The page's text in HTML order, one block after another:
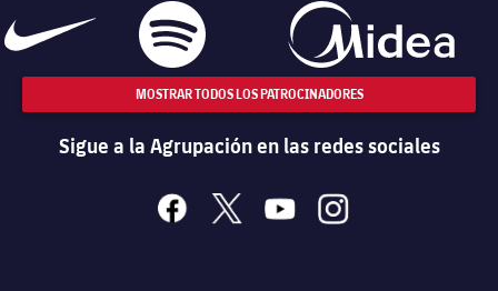
MOSTRAR TODOS LOS PATROCINADORES
Sigue a la Agrupación en las redes sociales
facebook
x youtubeinstagram